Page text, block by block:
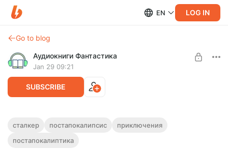
EN LOG IN
Go to blog
Аудиокниги Фантастика
Jan 29 09:21
SUBSCRIBE
112. Аудиокнига «Зов аномалии»
Полная версия.
сталкер постапокалипсис
приключения
постапокалиптика